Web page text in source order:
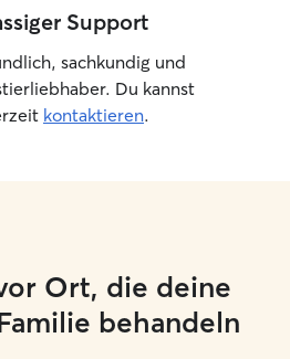
Support
sachkundig und
Du kannst
kontaktieren.
Ort, die deine
behandeln